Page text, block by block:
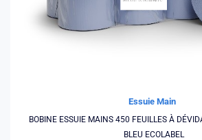
Essuie Main
BOBINE ESSUIE MAINS 450 FEUILLES À
BLEU ECOLABEL